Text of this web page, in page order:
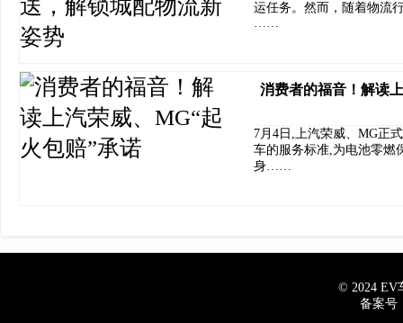
运任务。然而，随着物流
……
消费者的福音！解读
7月4日,上汽荣威、MG正
车的服务标准,为电池零燃
身……
© 2024 EV
备案号